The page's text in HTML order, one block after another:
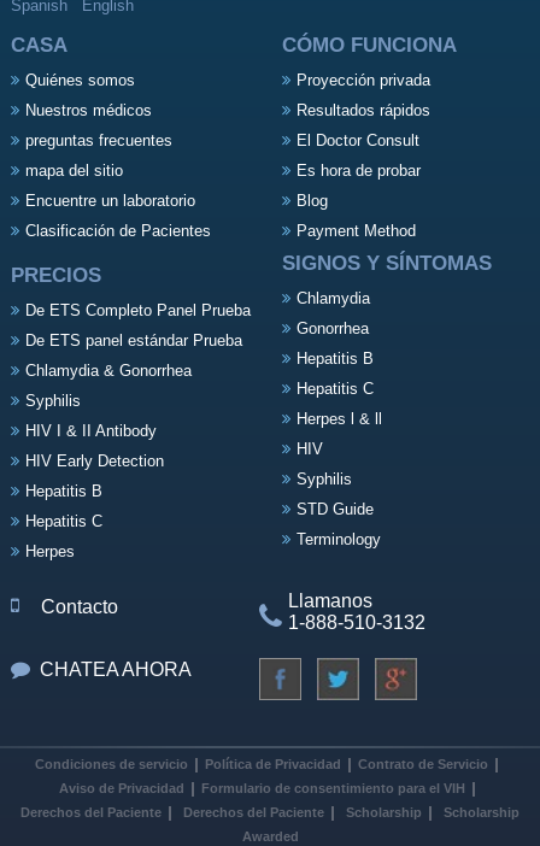
Spanish English
CASA
Quiénes somos
Nuestros médicos
preguntas frecuentes
mapa del sitio
Encuentre un laboratorio
Clasificación de Pacientes
CÓMO FUNCIONA
Proyección privada
Resultados rápidos
El Doctor Consult
Es hora de probar
Blog
Payment Method
PRECIOS
De ETS Completo Panel Prueba
De ETS panel estándar Prueba
Chlamydia & Gonorrhea
Syphilis
HIV I & II Antibody
HIV Early Detection
Hepatitis B
Hepatitis C
Herpes
SIGNOS Y SÍNTOMAS
Chlamydia
Gonorrhea
Hepatitis B
Hepatitis C
Herpes l & ll
HIV
Syphilis
STD Guide
Terminology
Contacto
Llamanos
1-888-510-3132
CHATEA AHORA
Condiciones de servicio Política de Privacidad
Contrato de Servicio
Aviso de Privacidad
Formulario de consentimiento para el VIH
Derechos del Paciente
Derechos del Paciente Scholarship
Scholarship
Awarded